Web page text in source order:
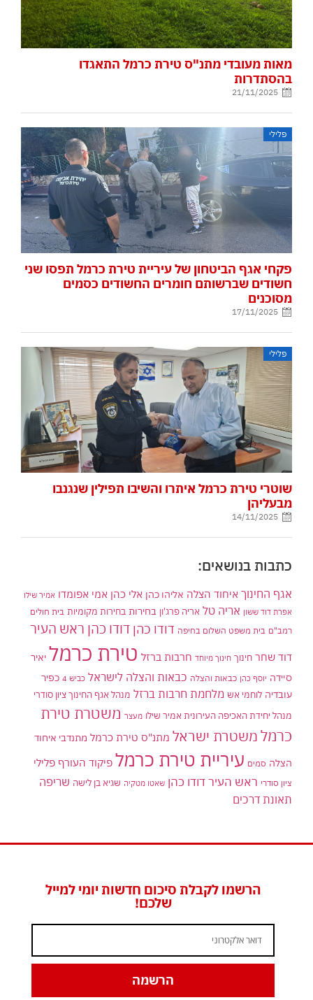
מאות מעובדי מתנ"ס טירת כרמל התאגדו
בהסתדרות
21/11/2025
פלילי
פקחי אגף הביטחון של עיריית טירת כרמל תפסו שני
חשודים שברשותם חומרים החשודים כסמים
מסוכנים
17/11/2025
פלילי
שוטרי טירת כרמל איתרו והשיבו תפילין שנגנבו
מבעליהן
14/11/2025
כתבות בנושאים:
אגף החינוך איחוד הצלה אליהו כהן אלי כהן אמי אפומדו אמיר שילו
אפרת דוד ששון אריה טל אריה פרג'ון בחירות בחירות מקומיות בית חולים
רמב"ם בית משפט השלום בחיפה דודו כהן דודו כהן ראש העיר
דוד שחר חינוך חינוך מיוחד חרבות ברזל טירת כרמל יאיר
סיידה יוסף כהן כבאות והצלה כבאות והצלה לישראל כביש 4
כפיר
עובדיה לוחמי אש מלחמת חרבות ברזל מנהל אגף החינוך ציון סודרי
מנהל יחידת האכיפה העירונית אמיר שילו מעצר משטרת טירת
כרמלמשטרת ישראל מתנ"ס טירת כרמל מתנדבי איחוד
הצלה סמים עיריית טירת כרמל פיקוד העורף פלילי
ציון סודרי ראש העיר דודו כהן שאטו מטקיה שגיא בן לישה שריפה
תאונת דרכים
הרשמו לקבלת סיכום חדשות יומי למייל
שלכם!
הרשמה